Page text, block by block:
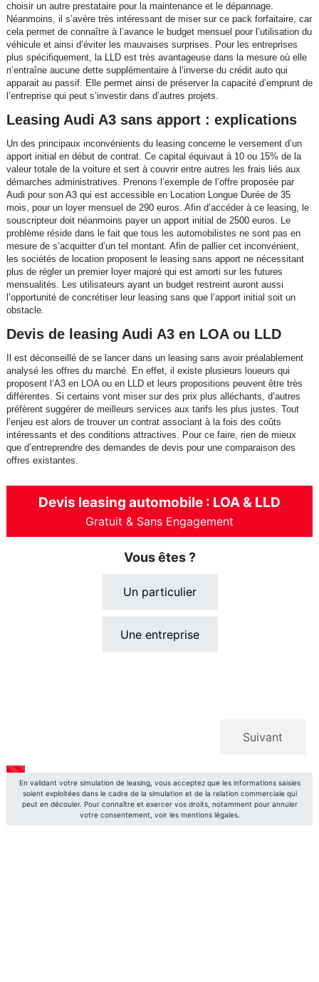
choisir un autre prestataire pour la maintenance et le dépannage.
Néanmoins, il s’avère très intéressant de miser sur ce pack forfaitaire, car
cela permet de connaître à l’avance le budget mensuel pour l’utilisation du
véhicule et ainsi d’éviter les mauvaises surprises. Pour les entreprises
plus spécifiquement, la LLD est très avantageuse dans la mesure où elle
n’entraîne aucune dette supplémentaire à l’inverse du crédit auto qui
apparait au passif. Elle permet ainsi de préserver la capacité d’emprunt de
l’entreprise qui peut s’investir dans d’autres projets.
Leasing Audi A3 sans apport : explications
Un des principaux inconvénients du leasing concerne le versement d’un
apport initial en début de contrat. Ce capital équivaut à 10 ou 15% de la
valeur totale de la voiture et sert à couvrir entre autres les frais liés aux
démarches administratives. Prenons l’exemple de l’offre proposée par
Audi pour son A3 qui est accessible en Location Longue Durée de 35
mois, pour un loyer mensuel de 290 euros. Afin d’accéder à ce leasing, le
souscripteur doit néanmoins payer un apport initial de 2500 euros. Le
problème réside dans le fait que tous les automobilistes ne sont pas en
mesure de s’acquitter d’un tel montant. Afin de pallier cet inconvénient,
les sociétés de location proposent le leasing sans apport ne nécessitant
plus de régler un premier loyer majoré qui est amorti sur les futures
mensualités. Les utilisateurs ayant un budget restreint auront aussi
l’opportunité de concrétiser leur leasing sans que l’apport initial soit un
obstacle.
Devis de leasing Audi A3 en LOA ou LLD
Il est déconseillé de se lancer dans un leasing sans avoir préalablement
analysé les offres du marché. En effet, il existe plusieurs loueurs qui
proposent l’A3 en LOA ou en LLD et leurs propositions peuvent être très
différentes. Si certains vont miser sur des prix plus alléchants, d’autres
préfèrent suggérer de meilleurs services aux tarifs les plus justes. Tout
l’enjeu est alors de trouver un contrat associant à la fois des coûts
intéressants et des conditions attractives. Pour ce faire, rien de mieux
que d’entreprendre des demandes de devis pour une comparaison des
offres existantes.